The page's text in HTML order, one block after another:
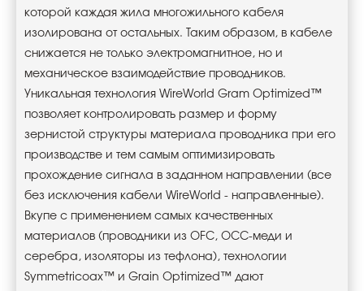
которой каждая жила многожильного кабеля
изолирована от остальных. Таким образом, в кабеле
снижается не только электромагнитное, но и
механическое взаимодействие проводников.
Уникальная технология WireWorld Gram Optimized™
позволяет контролировать размер и форму
зернистой структуры материала проводника при его
производстве и тем самым оптимизировать
прохождение сигнала в заданном направлении (все
без исключения кабели WireWorld - направленные).
Вкупе с применением самых качественных
материалов (проводники из OFC, ОСС-меди и
серебра, изоляторы из тефлона), технологии
Symmetricoax™ и Grain Optimized™ дают